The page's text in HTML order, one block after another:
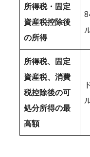
所得税・固定
資産税控除後
の所得
所得税、固定
資産税、消費
税控除後の可
処分所得の最
高額